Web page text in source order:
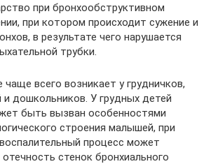
при бронхообструктивном
при котором происходит сужение и
в результате чего нарушается
трубки.
чаще всего возникает у грудничков,
и дошкольников. У грудных детей
быть вызван особенностями
строения малышей, при
процесс может
стенок бронхиального